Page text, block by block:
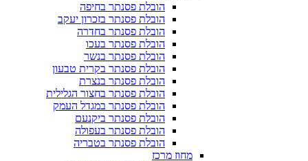
הובלת פסנתר בחיפה
הובלת פסנתר בזכרון יעקב
הובלת פסנתר בחדרה
הובלת פסנתר בעכו
הובלת פסנתר בנשר
הובלת פסנתר בקרית טבעון
הובלת פסנתר בנצרת
הובלת פסנתר בחצור הגלילית
הובלת פסנתר במגדל העמק
הובלת פסנתר ביקנעם
הובלת פסנתר בעפולה
הובלת פסנתר בטבריה